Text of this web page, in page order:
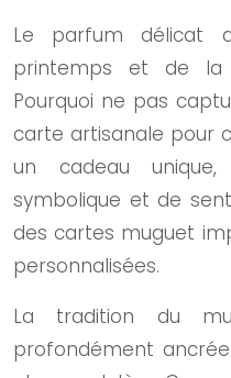
Le parfum délicat
printemps et de la
Pourquoi ne pas
carte artisanale pour
un cadeau
symbolique et de
des cartes muguet
personnalisées.
La tradition du
profondément